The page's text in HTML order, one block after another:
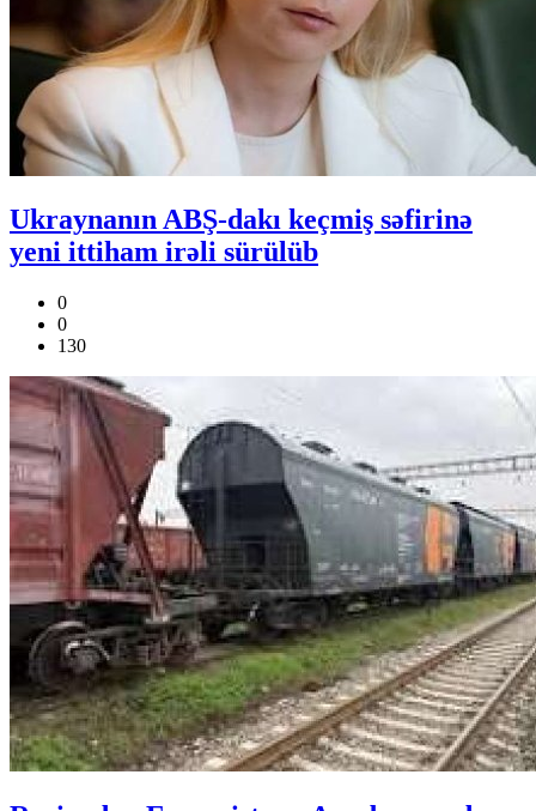
Ukraynanın ABŞ-dakı keçmiş səfirinə
yeni ittiham irəli sürülüb
0
0
130